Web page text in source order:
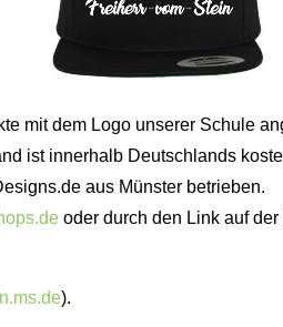
mit dem Logo unserer Schule
ist innerhalb Deutschlands
aus Münster betrieben.
oder durch den Link auf
).